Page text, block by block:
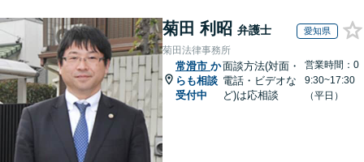
菊田 利昭 弁護士 愛知県
菊田法律事務所
常滑市 か
らも相談
受付中
面談方法(対面・
電話・ビデオな
ど)は応相談
営業時間：0
9:30~17:30
（平日）